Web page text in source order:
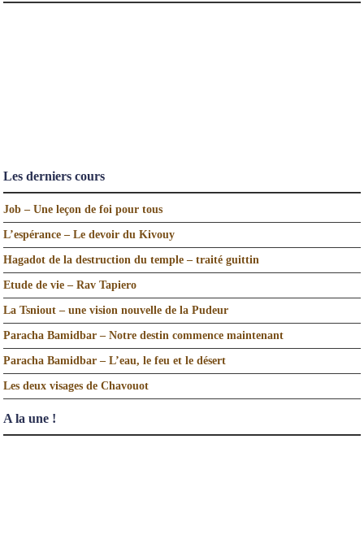
Les derniers cours
Job – Une leçon de foi pour tous
L’espérance – Le devoir du Kivouy
Hagadot de la destruction du temple – traité guittin
Etude de vie – Rav Tapiero
La Tsniout – une vision nouvelle de la Pudeur
Paracha Bamidbar – Notre destin commence maintenant
Paracha Bamidbar – L’eau, le feu et le désert
Les deux visages de Chavouot
A la une !